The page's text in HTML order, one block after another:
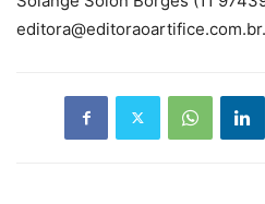
editora@editoraoartifice.com.br.